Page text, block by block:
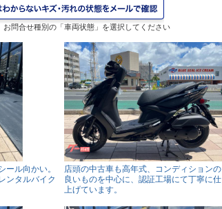
お問合せ種別の「車両状態」を選択してください
ール向かい。
ンタルバイク
店頭の中古車も高年式、コンディションの
良いものを中心に、認証工場にて丁寧に仕
上げています。